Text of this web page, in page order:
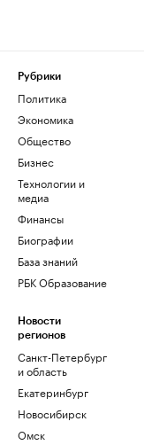
Рубрики
Политика
Экономика
Общество
Бизнес
Технологии и
медиа
Финансы
Биографии
База знаний
РБК Образование
Новости
регионов
Санкт-Петербург
и область
Екатеринбург
Новосибирск
Омск